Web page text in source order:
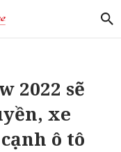
2022 sẽ
xe
ô tô